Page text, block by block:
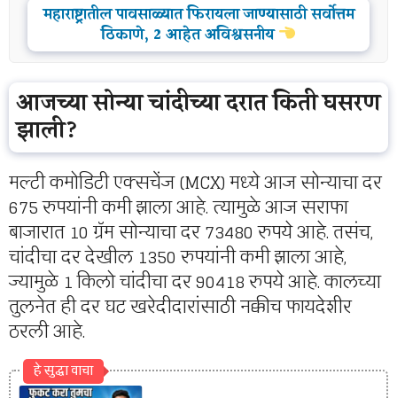
महाराष्ट्रातील पावसाळ्यात फिरायला जाण्यासाठी सर्वोत्तम
ठिकाणे, 2 आहेत अविश्वसनीय
आजच्या सोन्या चांदीच्या दरात किती घसरण
झाली?
मल्टी कमोडिटी एक्सचेंज (MCX) मध्ये आज सोन्याचा दर
675 रुपयांनी कमी झाला आहे. त्यामुळे आज सराफा
बाजारात 10 ग्रॅम सोन्याचा दर 73480 रुपये आहे. तसंच,
चांदीचा दर देखील 1350 रुपयांनी कमी झाला आहे,
ज्यामुळे 1 किलो चांदीचा दर 90418 रुपये आहे. कालच्या
तुलनेत ही दर घट खरेदीदारांसाठी नक्कीच फायदेशीर
ठरली आहे.
हे सुद्धा वाचा